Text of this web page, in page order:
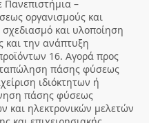
Πανεπιστήμια –
οργανισμούς και
σχεδιασμό και υλοποίηση
και την ανάπτυξη
16. Αγορά προς
πάσης φύσεως
ιδιόκτητων ή
πάσης φύσεως
και ηλεκτρονικών μελετών